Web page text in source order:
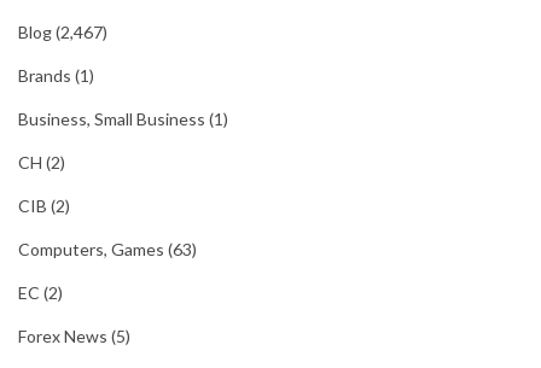
Blog(2,467)
Brands (1)
Business, Small Business (1)
CH (2)
CIB (2)
Computers, Games (63)
EC (2)
Forex News (5)